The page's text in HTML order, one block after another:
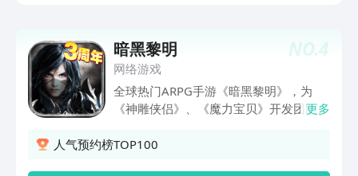
NO.4
暗黑黎明
网络游戏
全球热门ARPG手游《暗黑黎明》，为
《神雕侠侣》、《魔力宝贝》开发团队的
质！ 参与最激爽的群战！四大经典职业
更多
人气预约榜TOP100